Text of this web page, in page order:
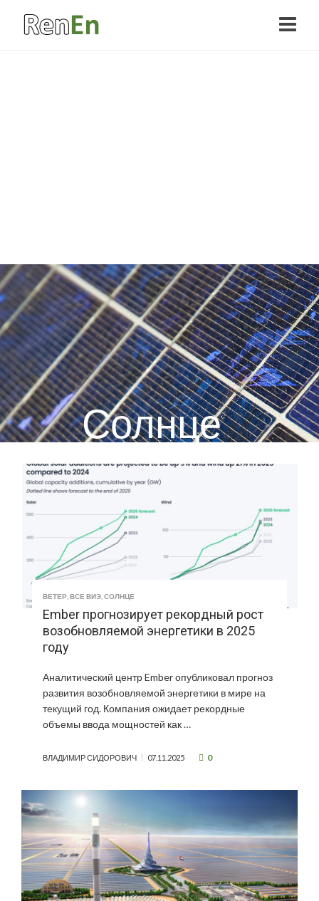
Солнце
ВЕТЕР ВСЕ ВИЭ СОЛНЦЕ
Ember прогнозирует рекордный рост
возобновляемой энергетики в 2025
году
Аналитический центр Ember опубликовал прогноз
развития возобновляемой энергетики в мире на
текущий год. Компания ожидает рекордные
объемы ввода мощностей как …
ВЛАДИМИР СИДОРОВИЧ 07.11.2025 0